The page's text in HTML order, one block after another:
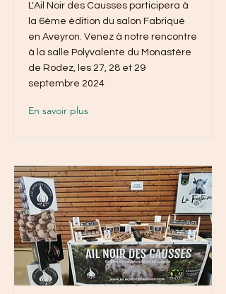
L'Ail Noir des Causses participera à
la 6ème édition du salon Fabriqué
en Aveyron. Venez à notre rencontre
à la salle Polyvalente du Monastère
de Rodez, les 27, 28 et 29
septembre 2024
En savoir plus